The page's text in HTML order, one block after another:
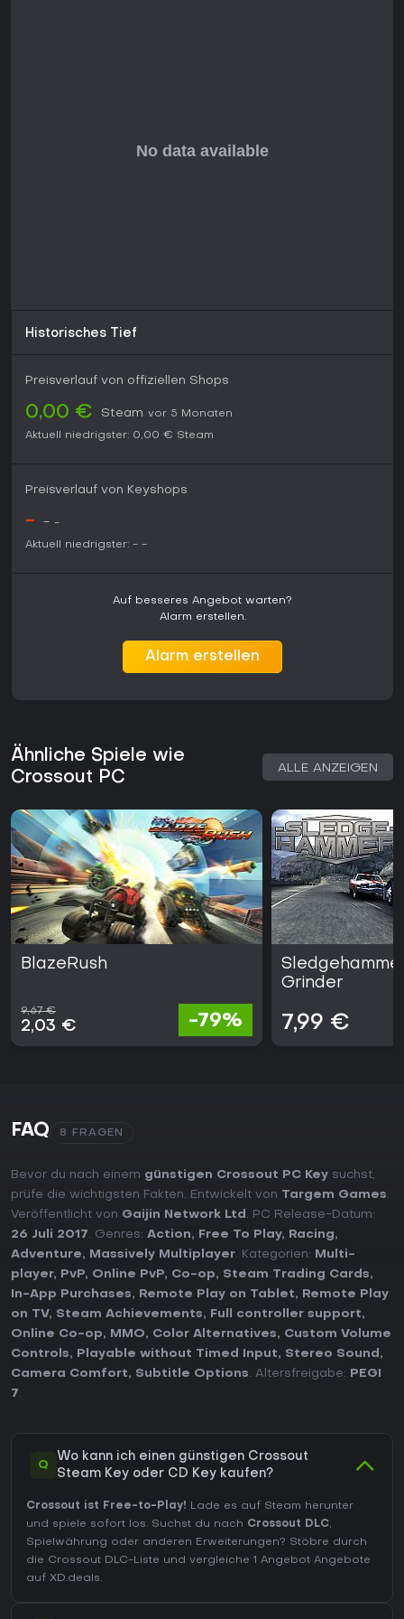
Historisches Tief
Preisverlauf von offiziellen Shops
0,00 € Steam vor 5 Monaten
Aktuell niedrigster: 0,00 € Steam
Preisverlauf von Keyshops
- - -
Aktuell niedrigster: - -
Auf besseres Angebot warten?
Alarm erstellen.
Alarm erstellen
Ähnliche Spiele wie
Crossout PC
ALLE ANZEIGEN
BlazeRush
9,67 €
2,03 € -79%
Grinder
7,99 €
FAQ 8 FRAGEN
Bevor du nach einem günstigen Crossout PC Key suchst,
prüfe die wichtigsten Fakten. Entwickelt von Targem Games.
Veröffentlicht von Gaijin Network Ltd . PC Release-Datum:
26 Juli 2017. Genres: Action, Free To Play, Racing,
Adventure, Massively Multiplayer. Kategorien:
Multi-
player, PvP, Online PvP, Co-op, Steam Trading Cards,
In-App Purchases, Remote Play on Tablet,
Remote Play
on TV, Steam Achievements, Full controller support,
Online Co-op, MMO, Color Alternatives, Custom Volume
Controls, Playable without Timed Input, Stereo Sound ,
Camera Comfort, Subtitle Options. Altersfreigabe:
PEGI
7.
Q
Wo kann ich einen günstigen Crossout
Steam Key oder CD Key kaufen?
Crossout ist Free-to-Play! Lade es auf Steam herunter
und spiele sofort los. Suchst du nach Crossout DLC,
Spielwährung oder anderen Erweiterungen? Stöbre durch
die Crossout DLC-Liste und vergleiche 1 Angebot Angebote
auf XD.deals.